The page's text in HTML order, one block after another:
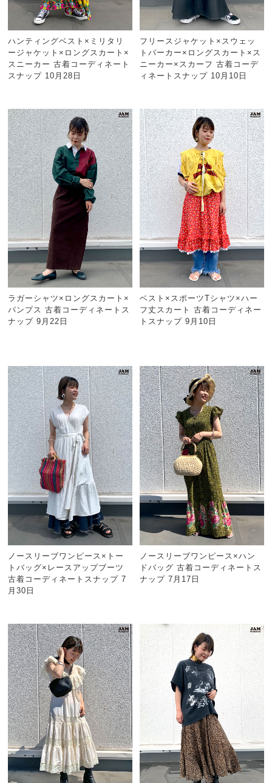
ハンティングベスト×ミリタリ
ージャケット×ロングスカート×
スニーカー 古着コーディネート
スナップ 10月28日
フリースジャケット×スウェッ
トパーカー×ロングスカート×ス
ニーカー×スカーフ 古着コーデ
ィネートスナップ 10月10日
ラガーシャツ×ロングスカート×
パンプス 古着コーディネートス
ナップ 9月22日
ベスト×スポーツTシャツ×ハー
フ丈スカート 古着コーディネー
トスナップ 9月10日
ノースリーブワンピース×トー
トバッグ×レースアップブーツ
古着コーディネートスナップ 7
月30日
ノースリーブワンピース×ハン
ドバッグ 古着コーディネートス
ナップ 7月17日